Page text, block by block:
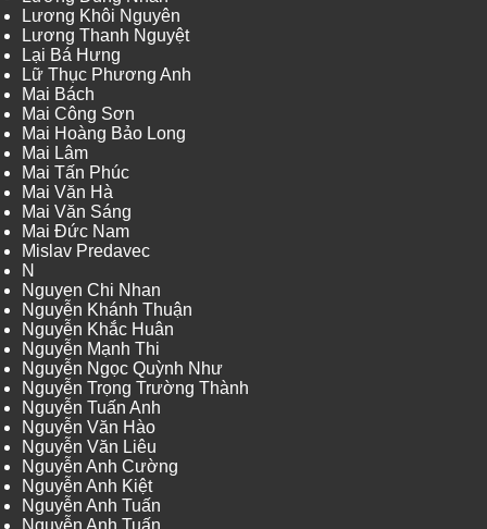
Lương Khôi Nguyên
Lương Thanh Nguyệt
Lại Bá Hưng
Lữ Thục Phương Anh
Mai Bách
Mai Công Sơn
Mai Hoàng Bảo Long
Mai Lâm
Mai Tấn Phúc
Mai Văn Hà
Mai Văn Sáng
Mai Đức Nam
Mislav Predavec
N
Nguyen Chi Nhan
Nguyễn Khánh Thuận
Nguyễn Khắc Huân
Nguyễn Mạnh Thi
Nguyễn Ngọc Quỳnh Như
Nguyễn Trọng Trường Thành
Nguyễn Tuấn Anh
Nguyễn Văn Hào
Nguyễn Văn Liêu
Nguyễn Anh Cường
Nguyễn Anh Kiệt
Nguyễn Anh Tuấn